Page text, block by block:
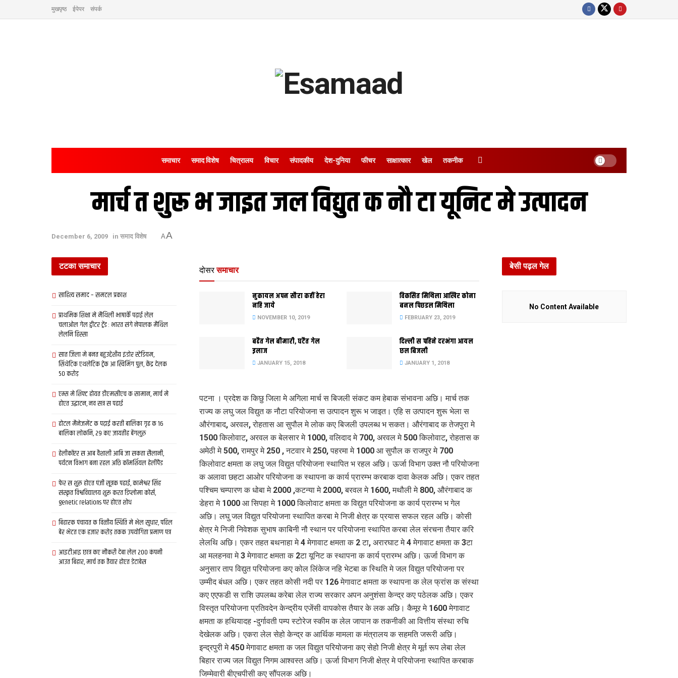
मुखपृष्ठ ईपेपर संपर्क
समाचार समाद विशेष चित्रालय विचार संपादकीय देश-दुनिया फीचर साक्षात्‍कार खेल तकनीक
मार्च त शुरू भ जाइत जल विद्युत क नौ टा यूनिट मे उत्पादन
December 6, 2009 in समाद विशेष AA
दोसर समाचार
नुकायल अपन सौरा कहीं हेरा
नहि जाये
NOVEMBER 10, 2019
विकसित मिथिला आखिर कोना
बनल पिछडल मिथिला
FEBRUARY 23, 2019
बढैत गेल बीमारी, घटैत गेल
इलाज
JANUARY 15, 2018
दिल्‍ली स पहिने दरभंगा आयल
छल बिजली
JANUARY 1, 2018
पटना । प्रदेश क किछु जिला मे अगिला मार्च स बिजली संकट कम हेबाक संभावना अछि। मार्च तक
राज्य क लघु जल विद्युत क नौटा परियोजना स उत्पादन शुरू भ जाइत। एहि स उत्पादन शुरू भेला स
औरंगाबाद, अरवल, रोहतास आ सुपौल मे लोक कए बिजली उपलब्ध भ सकत। औरंगाबाद क तेजपुरा मे
1500 किलोवाट, अरवल क बेलसार मे 1000, वलिदाद मे 700, अरवल मे 500 किलोवाट, रोहतास क
अमेठी मे 500, रामपुर मे 250 , नटवार मे 250, पहरमा मे 1000 आ सुपौल क राजपुर मे 700
किलोवाट क्षमता क लघु जल विद्युत परियोजना स्थापित भ रहल अछि। ऊर्जा विभाग उक्त नौ परियोजना
क अलावा छहटा आओर परियोजना क स्थापना क कार्य प्रारम्भ करबाक दावा केलक अछि। एकर तहत
पश्चिम चम्पारण क धोबा मे 2000 ,कटन्या मे 2000, बरवल मे 1600, मथौली मे 800, औरंगाबाद क
डेहरा मे 1000 आ सिपहा मे 1000 किलोवाट क्षमता क विद्युत परियोजना क कार्य प्रारम्भ भ गेल
अछि। लघु जल विद्युत परियोजना स्थापित करबा मे निजी क्षेत्र क प्रयास सफल रहल अछि। कोसी
क्षेत्र मे निजी निवेशक सुभाष काबिनी नौ स्थान पर परियोजना स्थापित करबा लेल संरचना तैयार करि
लेलथि अछि। एकर तहत बथनाहा मे 4 मेगावाट क्षमता क 2 टा, अरारघाट मे 4 मेगावाट क्षमता क 3टा
आ मलहनवा मे 3 मेगावाट क्षमता क 2टा यूनिट क स्थापना क कार्य प्रारम्भ अछि। ऊर्जा विभाग क
अनुसार ताप विद्युत परियोजना कए कोल लिंकेज नहि भेटबा क स्थिति मे जल विद्युत परियोजना पर
उम्मीद बंधल अछि। एकर तहत कोसी नदी पर 126 मेगावाट क्षमता क स्थापना क लेल फ्रांस क संस्था
कए एएफडी स राशि उपलब्ध करेबा लेल राज्य सरकार अपन अनुशंसा केन्द्र कए पठेलक अछि। एकर
विस्तृत परियोजना प्रतिवदेन केन्द्रीय एजेंसी वापकोस तैयार के लक अछि। कैमूर मे 1600 मेगावाट
क्षमता क हथियादह -दुर्गावती पम्प स्टोरेज स्कीम क लेल जापान क तकनीकी आ वित्तीय संस्था रुचि
देखेलक अछि। एकरा लेल सेहो केन्द्र क आर्थिक मामला क मंत्रालय क सहमति जरूरी अछि।
इन्द्रपुरी मे 450 मेगावाट क्षमता क जल विद्युत परियोजना कए सेहो निजी क्षेत्र मे मूर्त रूप लेबा लेल
बिहार राज्य जल विद्युत निगम आश्वस्त अछि। ऊर्जा विभाग निजी क्षेत्र मे परियोजना स्थापित करबाक
जिम्मेवारी बीएचपीसी कए सौंपलक अछि।
टटका समाचार
साहित्य समाद – समटल प्रकाश
प्राथमिक शि‍क्षा मे मैथि‍ली भाषाकेँ पढ़ाई लेल
चलाओल गेल ट्वीटर ट्रेंड : भारत संगे नेपालक मैथिल
लेलनि हिस्सा
सात जिला मे बनत बहुउद्देशीय इंडोर स्‍टेडि‍यम,
सिंथेटिक एथलेटिक ट्रेक आ स्विमिंग पुल, केंद्र देलक
50 करोड़
एम्स मे शिफ्ट होयत डीएमसीएच क सामान, मार्च मे
होएत उद्घाटन, नव सत्र स पढाई
होटल मैनेजमेंट क पढ़ाई करती बालिका गृह क 16
बालिका लोकनि, 29 कए जायतीह बेंगलुरु
हेलीकॉप्टर स आब वैशाली आबि जा सकता सैलानी,
पर्यटन विभाग बना रहल अछि कॉमर्शियल हेलीपैड
फेर स शुरू होएत पंजी सूत्रक पढाई, कामेश्वर सिंह
संस्कृत विश्वविद्यालय शुरू करत डिप्लोमा कोर्स,
genetic relations पर होएत शोध
बिहारक पंचायत क वित्‍तीय स्थिति मे भेल सुधार, पहिल
बेर भेटत एक हजार करोड़ तकक उपयोगिता प्रमाण पत्र
आइटीआइ छात्र कए नौकरी देबा लेल 200 कंपनी
आउत बिहार, मार्च तक तैयार होएत डेटाबेस
बेसी पढ़ल गेल
No Content Available